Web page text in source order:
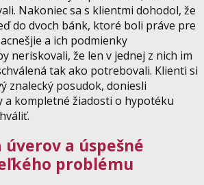
Nakoniec sa s klientmi dohodol, že
do dvoch bánk, ktoré boli práve pre
a ich podmienky
neriskovali, že len v jednej z nich im
tak ako potrebovali. Klienti si
znalecký posudok, doniesli
a kompletné žiadosti o hypotéku
úverov a úspešné
problému